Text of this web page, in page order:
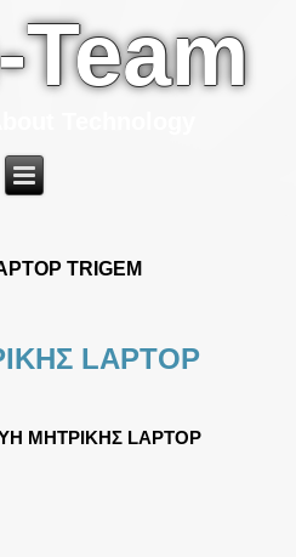
Team
TRIGEM
LAPTOP
ΜΗΤΡΙΚΗΣ LAPTOP